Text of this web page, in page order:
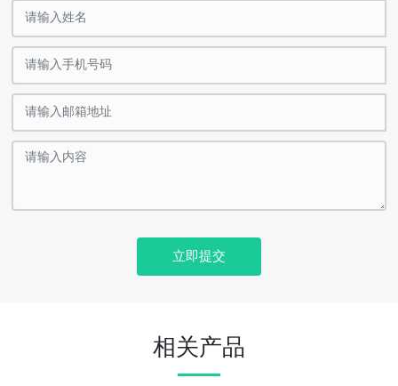
立即提交
相关产品